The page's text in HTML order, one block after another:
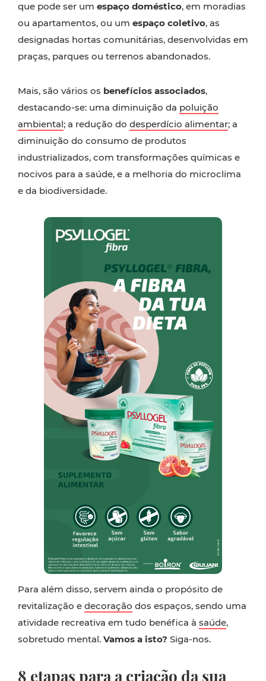
que pode ser um espaço doméstico, em moradias
ou apartamentos, ou um espaço coletivo, as
designadas hortas comunitárias, desenvolvidas em
praças, parques ou terrenos abandonados.
Mais, são vários os benefícios associados,
destacando-se: uma diminuição da poluição
ambiental; a redução do desperdício alimentar; a
diminuição do consumo de produtos
industrializados, com transformações químicas e
nocivos para a saúde, e a melhoria do microclima
e da biodiversidade.
Para além disso, servem ainda o propósito de
revitalização e decoração dos espaços, sendo uma
atividade recreativa em tudo benéfica à saúde,
sobretudo mental. Vamos a isto? Siga-nos.
8 etapas para a criação da sua